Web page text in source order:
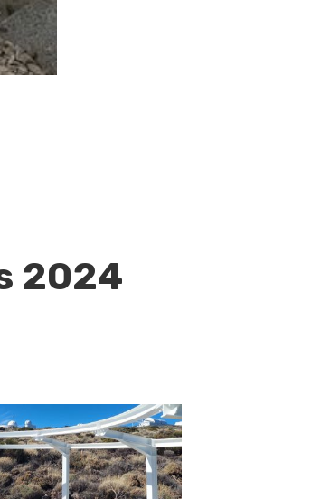
2024